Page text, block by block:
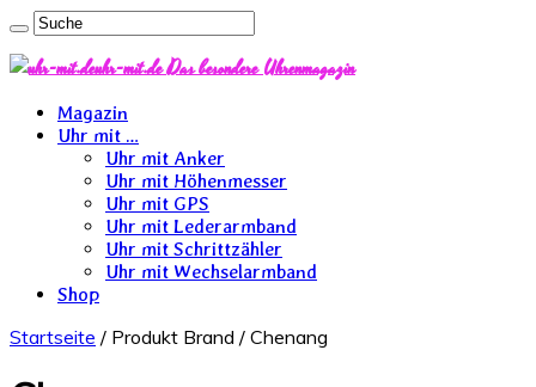
uhr-mit.de Das besondere Uhrenmagazin
Magazin
Uhr mit …
Uhr mit Anker
Uhr mit Höhenmesser
Uhr mit GPS
Uhr mit Lederarmband
Uhr mit Schrittzähler
Uhr mit Wechselarmband
Shop
Startseite / Produkt Brand / Chenang